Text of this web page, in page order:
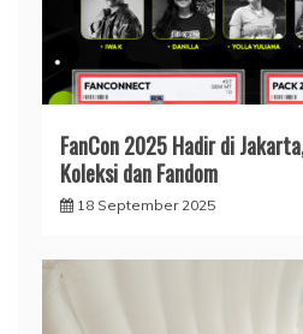
FanCon 2025 Hadir di
Koleksi dan Fandom
18 September 2025